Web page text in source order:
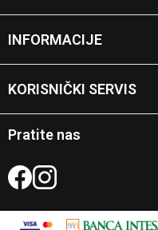
INFORMACIJE
KORISNIČKI SERVIS
Pratite nas